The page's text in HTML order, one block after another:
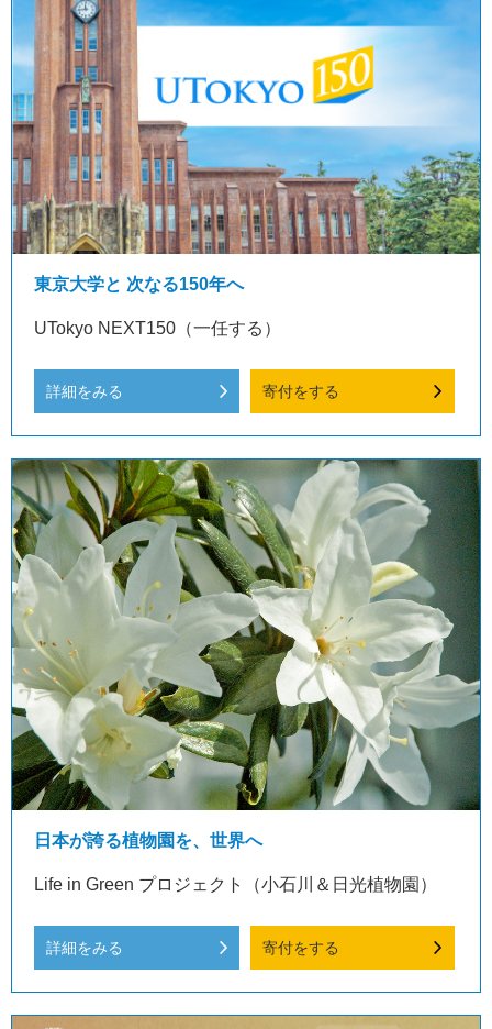
東京大学と 次なる150年へ
UTokyo NEXT150（一任する）
詳細をみる 寄付をする
日本が誇る植物園を、世界へ
Life in Green プロジェクト（小石川＆日光植物園）
詳細をみる 寄付をする